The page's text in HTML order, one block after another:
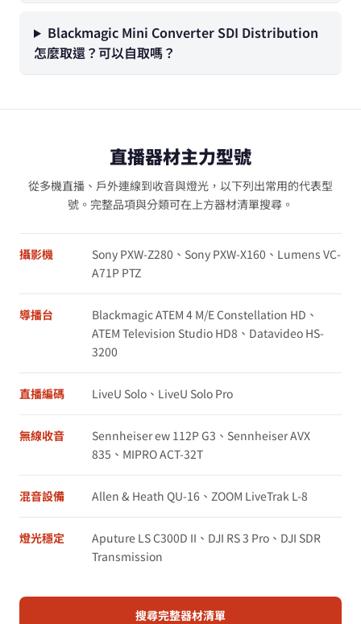
Blackmagic Mini Converter SDI Distribution
怎麼取還？可以自取嗎？
直播器材主力型號
從多機直播、戶外連線到收音與燈光，以下列出常用的代表型
號。完整品項與分類可在上方器材清單搜尋。
攝影機
Sony PXW-Z280、Sony PXW-X160、Lumens VC-
A71P PTZ
導播台
Blackmagic ATEM 4 M/E Constellation HD、
ATEM Television Studio HD8、Datavideo HS-
3200
直播編碼 LiveU Solo、LiveU Solo Pro
無線收音
Sennheiser ew 112P G3、Sennheiser AVX
835、MIPRO ACT-32T
混音設備 Allen & Heath QU-16、ZOOM LiveTrak L-8
燈光穩定
Aputure LS C300D II、DJI RS 3 Pro、DJI SDR
Transmission
搜尋完整器材清單